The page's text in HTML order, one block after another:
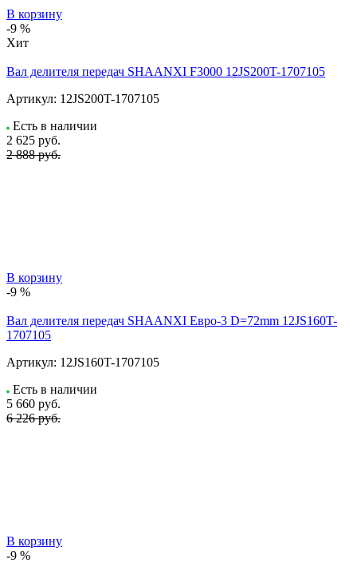
В корзину
-9 %
Хит
Вал делителя передач SHAANXI F3000 12JS200T-1707105
Артикул: 12JS200T-1707105
Есть в наличии
2 625 руб.
2 888 руб.
В корзину
-9 %
Вал делителя передач SHAANXI Евро-3 D=72mm 12JS160T-
1707105
Артикул: 12JS160T-1707105
Есть в наличии
5 660 руб.
6 226 руб.
В корзину
-9 %